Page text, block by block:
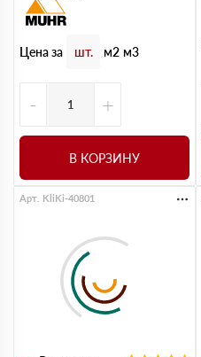
Цена за шт. м2 м3
- +
В КОРЗИНУ
Арт. KliKi-40801